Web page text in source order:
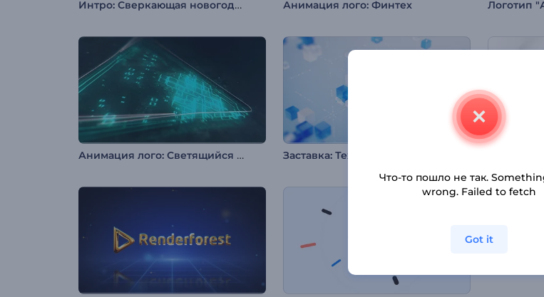
Интро: Сверкающая новогодняя елка Анимация лого: Финтех
Анимация лого: Светящийся неон
Что-то пошло не так.
wrong. Failed to fetch
Got it